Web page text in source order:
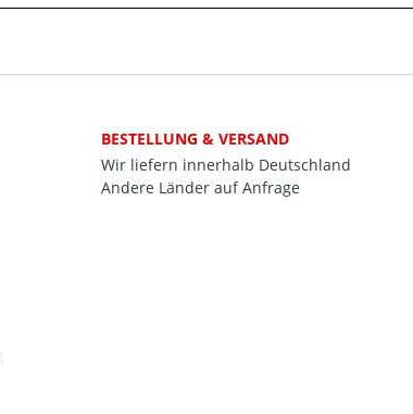
BESTELLUNG & VERSAND
Wir liefern innerhalb Deutschland
Andere Länder auf Anfrage